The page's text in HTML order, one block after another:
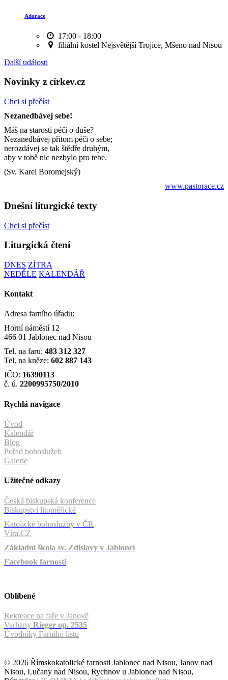
Adorace
17:00 - 18:00
filiální kostel Nejsvětější Trojice, Mšeno nad Nisou
Další události
Novinky z církev.cz
Chci si přečíst
Nezanedbávej sebe!
Máš na starosti péči o duše?
Nezanedbávej přitom péči o sebe;
nerozdávej se tak štědře druhým,
aby v tobě nic nezbylo pro tebe.
(Sv. Karel Boromejský)
www.pastorace.cz
Dnešní liturgické texty
Chci si přečíst
Liturgická čtení
DNES ZÍTRA
NEDĚLE KALENDÁŘ
Kontakt
Adresa farního úřadu:
Horní náměstí 12
466 01 Jablonec nad Nisou
Tel. na faru: 483 312 327
Tel. na kněze: 602 887 143
IČO: 16390113
č. ú. 2200995750/2010
Rychlá navigace
Úvod
Kalendář
Blog
Pořad bohoslužeb
Galerie
Užitečné odkazy
Česká biskupská konference
Biskupství litoměřické
Katolické bohoslužby v ČR
Víra.CZ
Základní škola sv. Zdislavy v Jablonci
Facebook farnosti
Oblíbené
Rekreace na faře v Janově
Varhany Rieger op. 2535
Úvodníky Farního listu
© 2026 Římskokatolické farnosti Jablonec nad Nisou, Janov nad
Nisou, Lučany nad Nisou, Rychnov u Jablonce nad Nisou,